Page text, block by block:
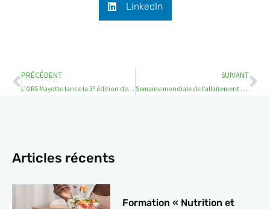
LinkedIn
Précédent
PRÉCÉDENT
L’ORS Mayotte lance la 3ᵉ édition de l’étude EpiMay 2026
SUIVANT
Semaine mondiale de l’allaitement maternel 2026
Articles récents
Formation « Nutrition et